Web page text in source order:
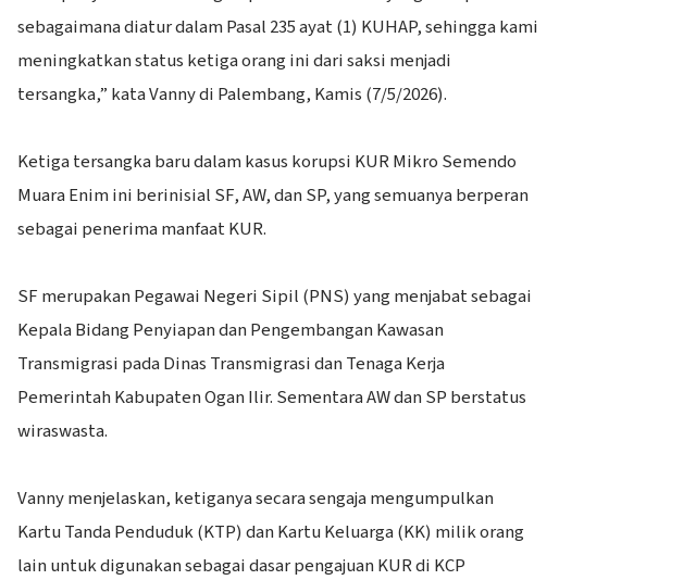
sebagaimana diatur dalam Pasal 235 ayat (1) KUHAP, sehingga kami
meningkatkan status ketiga orang ini dari saksi menjadi
tersangka,” kata Vanny di Palembang, Kamis (7/5/2026).
‎Ketiga tersangka baru dalam kasus korupsi KUR Mikro Semendo
Muara Enim ini berinisial SF, AW, dan SP, yang semuanya berperan
sebagai penerima manfaat KUR.
‎SF merupakan Pegawai Negeri Sipil (PNS) yang menjabat sebagai
Kepala Bidang Penyiapan dan Pengembangan Kawasan
Transmigrasi pada Dinas Transmigrasi dan Tenaga Kerja
Pemerintah Kabupaten Ogan Ilir. Sementara AW dan SP berstatus
wiraswasta.
‎Vanny menjelaskan, ketiganya secara sengaja mengumpulkan
Kartu Tanda Penduduk (KTP) dan Kartu Keluarga (KK) milik orang
lain untuk digunakan sebagai dasar pengajuan KUR di KCP